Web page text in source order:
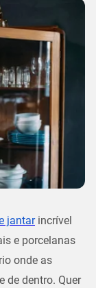
jantarincrível
e porcelanas
onde as
de dentro. Quer